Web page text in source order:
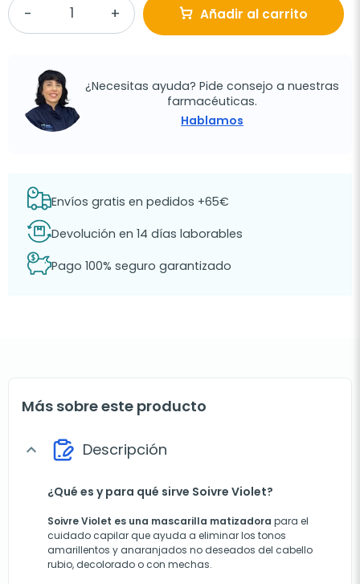
Añadir al carrito
¿Necesitas ayuda? Pide consejo a nuestras
farmacéuticas.
Hablamos
Envíos gratis en pedidos +65€
Devolución en 14 días laborables
Pago 100% seguro garantizado
Más sobre este producto
expand_more Descripción
¿Qué es y para qué sirve Soivre Violet?
Soivre Violet es una mascarilla matizadora para el
cuidado capilar que ayuda a eliminar los tonos
amarillentos y anaranjados no deseados del cabello
rubio, decolorado o con mechas.